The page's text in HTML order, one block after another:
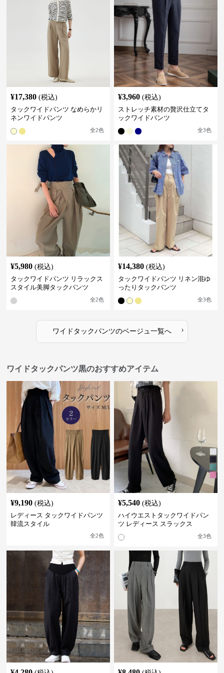
¥17,380 (税込)
タックワイドパンツ なめらかリ
ネンワイドパンツ
全2色
¥3,960 (税込)
ストレッチ素材の贅沢仕立てタ
ックワイドパンツ
全3色
¥5,980 (税込)
タックワイドパンツ リラックス
スタイル美脚タックパンツ
全2色
¥14,380 (税込)
タックワイドパンツ リネン混ゆ
ったりタックパンツ
全3色
ワイドタックパンツのベージュ一覧へ ›
ワイドタックパンツ黒のおすすめアイテム
¥9,190 (税込)
レディース タックワイドパンツ
韓流スタイル
全2色
¥5,540 (税込)
ハイウエストタックワイドパン
ツ レディース スラックス
全3色